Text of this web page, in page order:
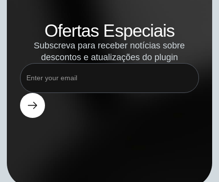
Ofertas Especiais
Subscreva para receber notícias sobre
descontos e atualizações do plugin